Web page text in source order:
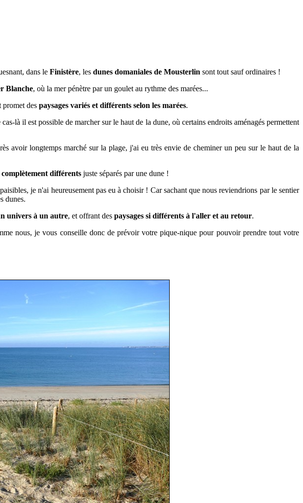
dans le Finistère, les dunes domaniales de Mousterlin sont tout sauf ordinaires !
Blanche, où la mer pénètre par un goulet au rythme des marées...
promet des paysages variés et différents selon les marées.
là il est possible de marcher sur le haut de la dune, où certains endroits aménagés permettent
avoir longtemps marché sur la plage, j'ai eu très envie de cheminer un peu sur le haut de la
différents juste séparés par une dune !
je n'ai heureusement pas eu à choisir ! Car sachant que nous reviendrions par le sentier
dunes.
univers à un autre, et offrant des paysages si différents à l'aller et au retour.
nous, je vous conseille donc de prévoir votre pique-nique pour pouvoir prendre tout votre